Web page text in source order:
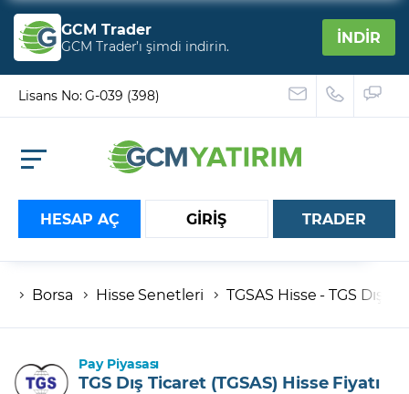
GCM Trader
GCM Trader’ı şimdi indirin. İNDİR
Lisans No: G-039 (398)
HESAP AÇ GİRİŞ
Hesap numaranız
TRADER
Borsa Hisse Senetleri TGSAS Hisse - TGS Dış
Pay Piyasası
TGS Dış Ticaret (TGSAS) Hisse Fiyatı